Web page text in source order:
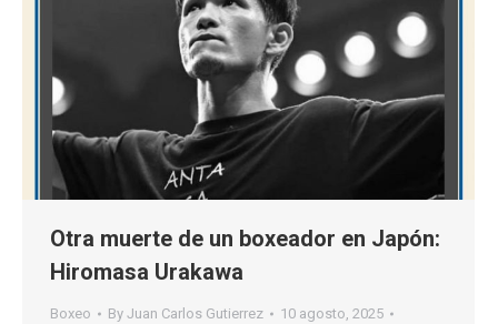
Otra muerte de un boxeador en Japón:
Hiromasa Urakawa
Boxeo By Juan Carlos Gutierrez
10 agosto, 2025